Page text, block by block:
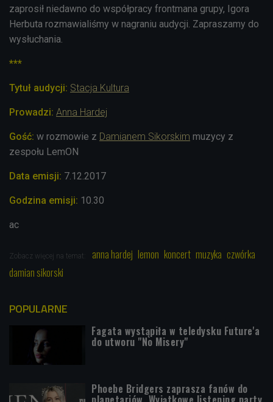
zaprosił niedawno do współpracy frontmana grupy, Igora
Herbuta rozmawialiśmy w nagraniu audycji. Zapraszamy do
wysłuchania.
***
Tytuł audycji: Stacja Kultura
Prowadzi: Anna Hardej
Gość: w rozmowie z Damianem Sikorskim muzycy z
zespołu LemON
Data emisji: 7.12.2017
Godzina emisji: 10.30
ac
Zobacz więcej na temat: anna hardej lemon koncert muzyka czwórka
damian sikorski
POPULARNE
Fagata wystąpiła w teledysku Future'a
do utworu "No Misery"
Phoebe Bridgers zaprasza fanów do